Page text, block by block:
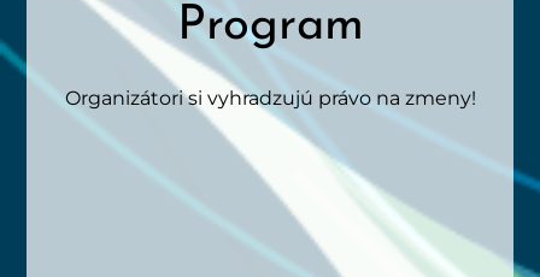
Program
Orga­ni­zá­to­ri si vyhra­dzu­jú prá­vo na zmeny!